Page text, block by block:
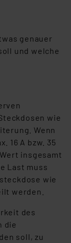
genauer
und welche
wie
Wenn
16 A bzw. 35
insgesamt
Last muss
wie
werden.
des
die
soll, zu